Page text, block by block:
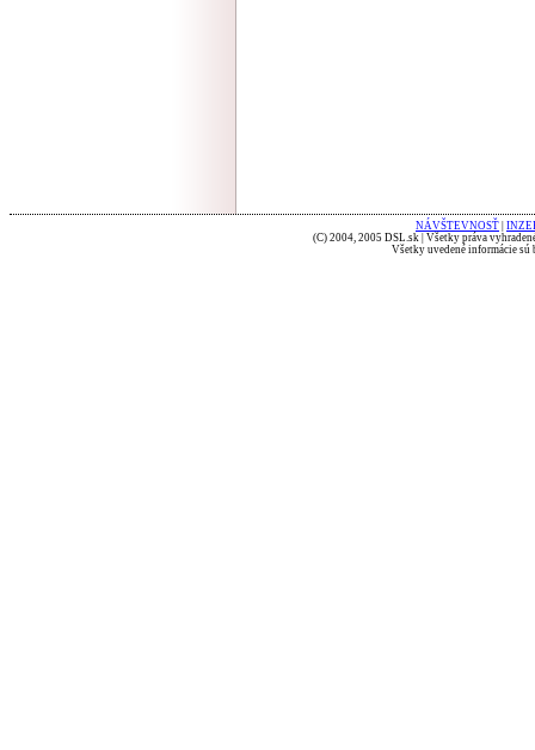
NÁVŠTEVNOSŤ
(C) 2004, 2005 DSL.sk | Všetky práva
Všetky uvedené informácie sú